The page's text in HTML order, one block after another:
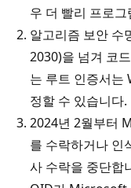
우 더 빨리 프로
알고리즘 보안 수
2030)을 넘겨 코
는 루트 인증서는
정할 수 있습니다.
2024년 2월부터
를 수락하거나 인
사 수락을 중단합